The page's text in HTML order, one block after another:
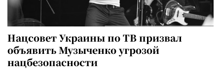
Нацсовет Украины по ТВ призвал
объявить Музыченко угрозой
нацбезопасности